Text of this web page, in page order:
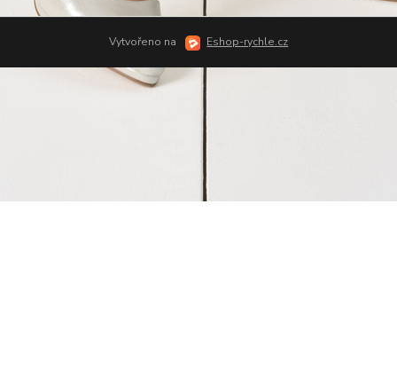
Vytvořeno na Eshop-rychle.cz